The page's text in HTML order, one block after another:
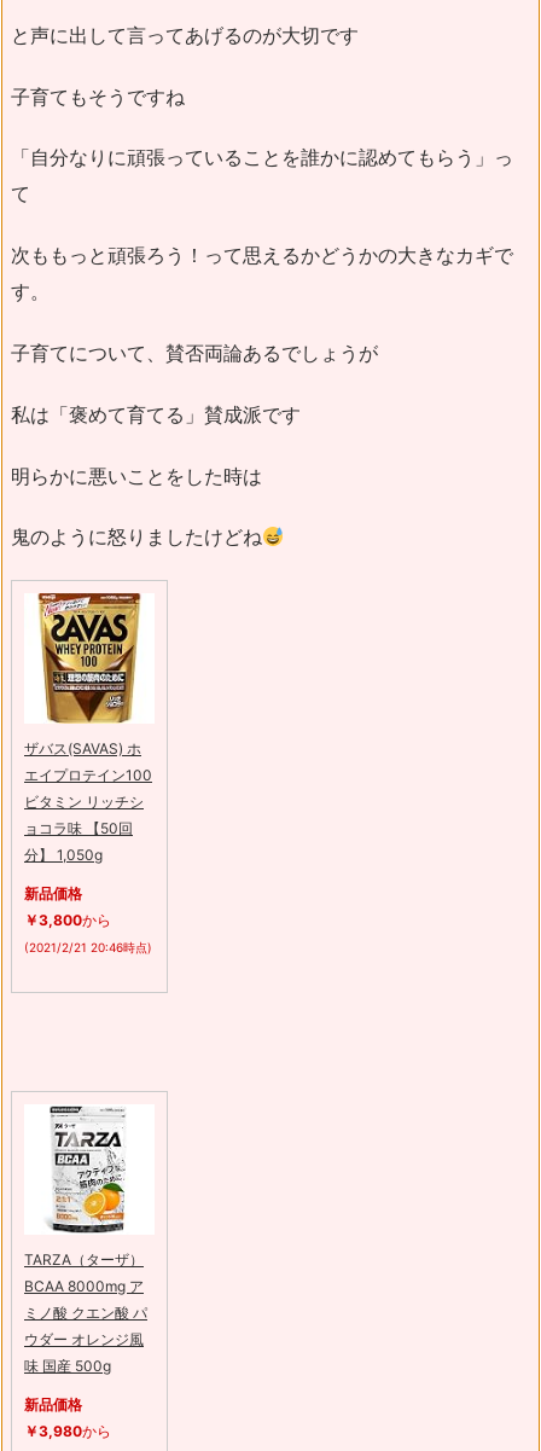
と声に出して言ってあげるのが大切です
子育てもそうですね
「自分なりに頑張っていることを誰かに認めてもらう」っ
て
次ももっと頑張ろう！って思えるかどうかの大きなカギで
す。
子育てについて、賛否両論あるでしょうが
私は「褒めて育てる」賛成派です
明らかに悪いことをした時は
鬼のように怒りましたけどね
ザバス(SAVAS) ホ
エイプロテイン100
ビタミン リッチシ
ョコラ味 【50回
分】 1,050g
新品価格
￥3,800から
(2021/2/21 20:46時点)
TARZA（ターザ）
BCAA 8000mg ア
ミノ酸 クエン酸 パ
ウダー オレンジ風
味 国産 500g
新品価格
￥3,980から